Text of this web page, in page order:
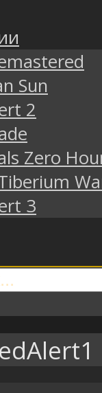
Sun
2
Zero
3